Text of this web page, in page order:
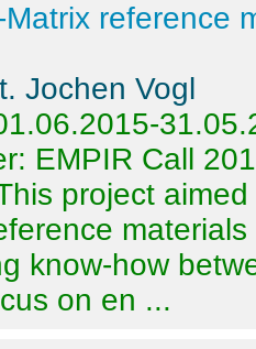
Matrix reference
Jochen Vogl
EMPIR Call
project
know-how
on en ...